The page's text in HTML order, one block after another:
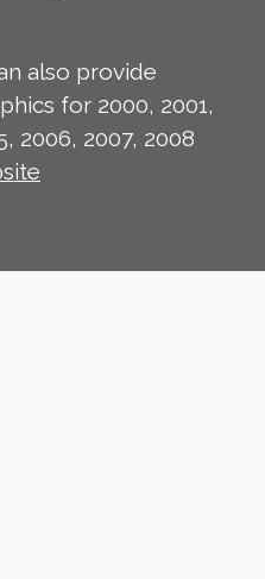
also provide
for 2000, 2001,
2006, 2007, 2008